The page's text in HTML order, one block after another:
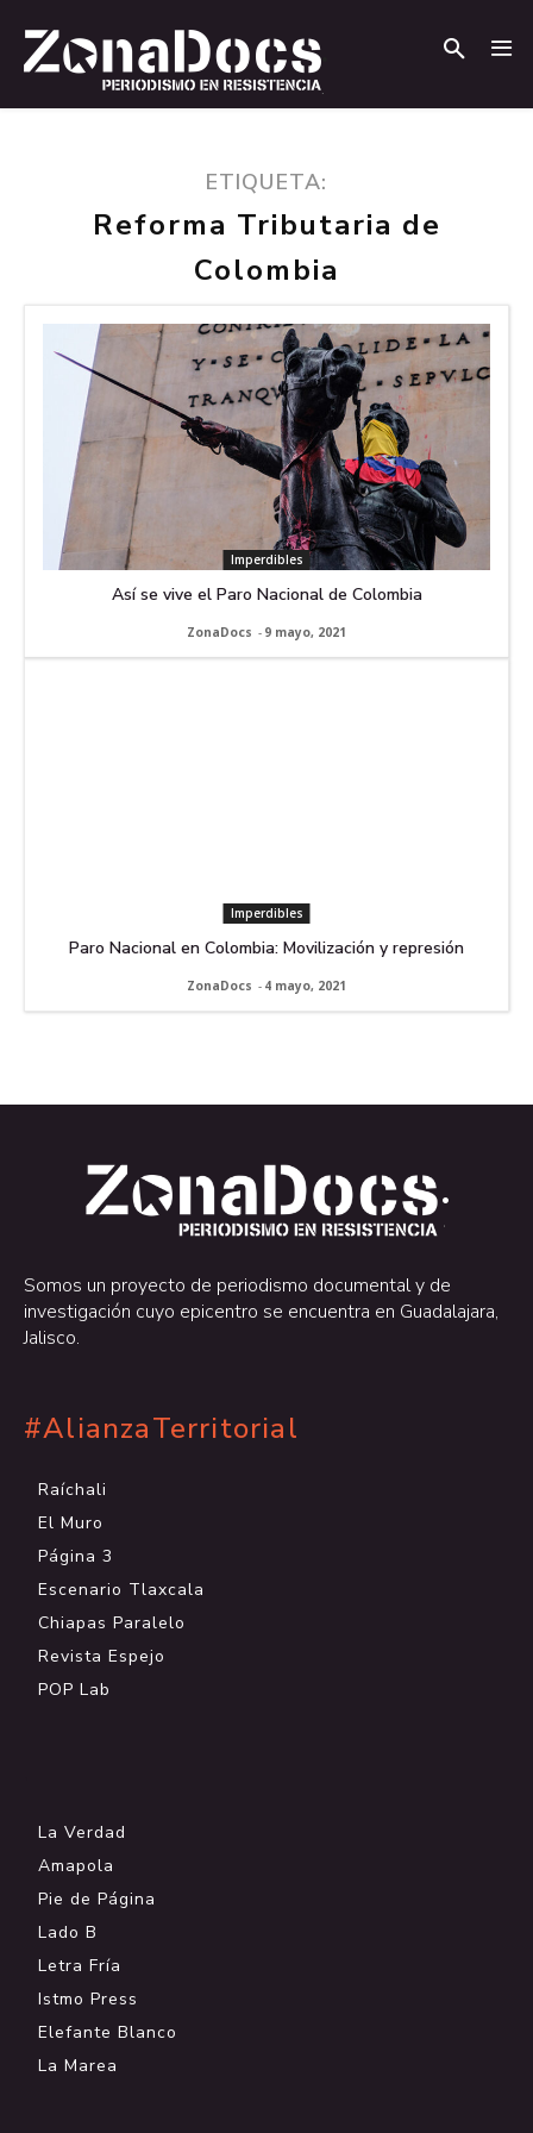
ETIQUETA:
Reforma Tributaria de
Colombia
Imperdibles
Así se vive el Paro Nacional de Colombia
ZonaDocs - 9 mayo, 2021
Imperdibles
Paro Nacional en Colombia: Movilización y represión
ZonaDocs - 4 mayo, 2021
.
.
Somos un proyecto de periodismo documental y de
investigación cuyo epicentro se encuentra en Guadalajara,
Jalisco.
#AlianzaTerritorial
Raíchali
El Muro
Página 3
Escenario Tlaxcala
Chiapas Paralelo
Revista Espejo
POP Lab
La Verdad
Amapola
Pie de Página
Lado B
Letra Fría
Istmo Press
Elefante Blanco
La Marea